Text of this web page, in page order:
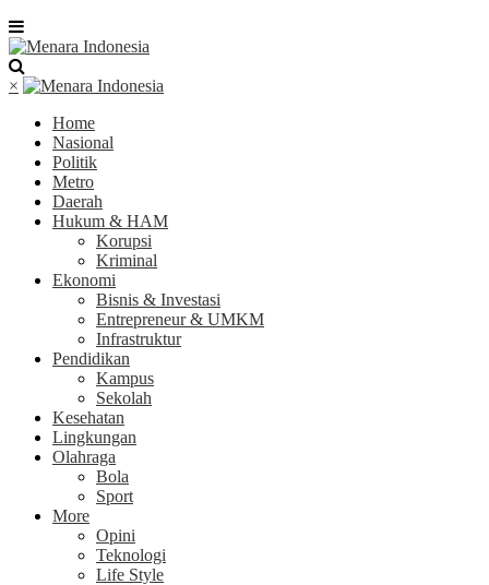
×
Home
Nasional
Politik
Metro
Daerah
Hukum & HAM
Korupsi
Kriminal
Ekonomi
Bisnis & Investasi
Entrepreneur & UMKM
Infrastruktur
Pendidikan
Kampus
Sekolah
Kesehatan
Lingkungan
Olahraga
Bola
Sport
More
Opini
Teknologi
Life Style